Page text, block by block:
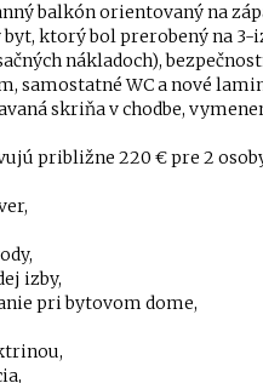
balkón orientovaný na
byt, ktorý bol prerobený na
nákladoch),
samostatné WC a nové
skriňa v chodbe,
približne 220 € pre 2
izby,
pri bytovom dome,